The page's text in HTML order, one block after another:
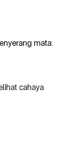
mata:
cahaya